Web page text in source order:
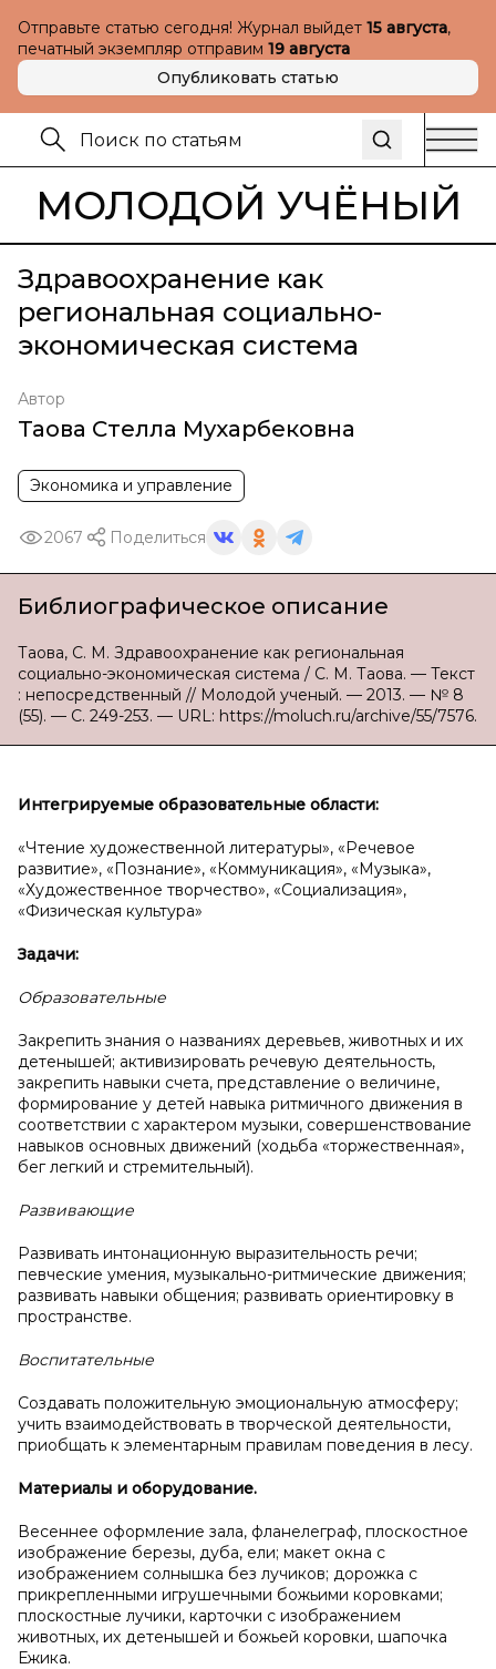
Отправьте статью сегодня! Журнал выйдет 15 августа,
печатный экземпляр отправим 19 августа
Опубликовать статью
МОЛОДОЙ УЧЁНЫЙ
Здравоохранение как
региональная социально-
экономическая система
Автор
Таова Стелла Мухарбековна
Экономика и управление
2067 Поделиться
Библиографическое описание
Таова, С. М. Здравоохранение как региональная
социально-экономическая система / С. М. Таова. — Текст
: непосредственный // Молодой ученый. — 2013. — № 8
(55). — С. 249-253. — URL: https://moluch.ru/archive/55/7576.
Интегрируемые образовательные области:
«Чтение художественной литературы», «Речевое
развитие», «Познание», «Коммуникация», «Музыка»,
«Художественное творчество», «Социализация»,
«Физическая культура»
Задачи:
Образовательные
Закрепить знания о названиях деревьев, животных и их
детенышей; активизировать речевую деятельность,
закрепить навыки счета, представление о величине,
формирование у детей навыка ритмичного движения в
соответствии с характером музыки, совершенствование
навыков основных движений (ходьба «торжественная»,
бег легкий и стремительный).
Развивающие
Развивать интонационную выразительность речи;
певческие умения, музыкально-ритмические движения;
развивать навыки общения; развивать ориентировку в
пространстве.
Воспитательные
Создавать положительную эмоциональную атмосферу;
учить взаимодействовать в творческой деятельности,
приобщать к элементарным правилам поведения в лесу.
Материалы и оборудование.
Весеннее оформление зала, фланелеграф, плоскостное
изображение березы, дуба, ели; макет окна с
изображением солнышка без лучиков; дорожка с
прикрепленными игрушечными божьими коровками;
плоскостные лучики, карточки с изображением
животных, их детенышей и божьей коровки, шапочка
Ежика.